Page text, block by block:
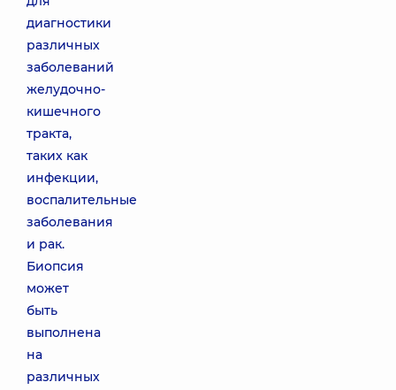
диагностики
различных
заболеваний
желудочно-
кишечного
тракта,
таких как
инфекции,
воспалительные
заболевания
и рак.
Биопсия
может
быть
выполнена
на
различных